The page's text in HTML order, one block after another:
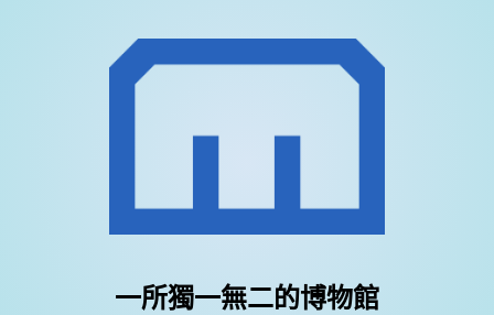
一所獨一無二的博物館